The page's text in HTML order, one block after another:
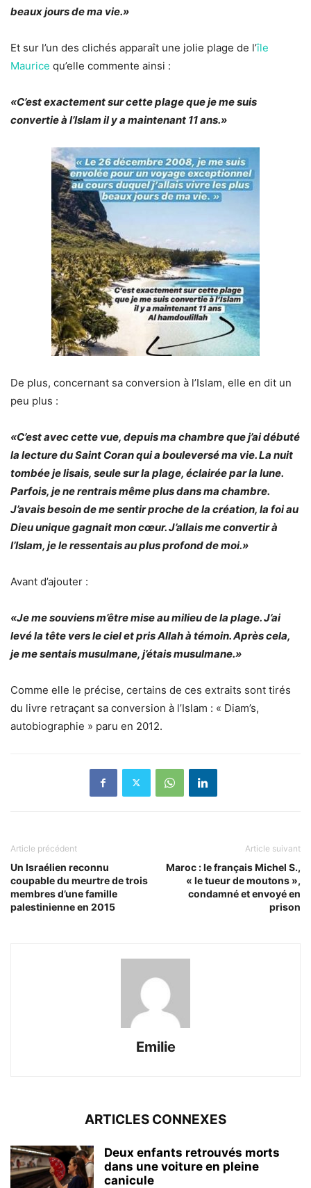
beaux jours de ma vie.»
Et sur l’un des clichés apparaît une jolie plage de l’île
Maurice qu’elle commente ainsi :
«C’est exactement sur cette plage que je me suis
convertie à l’Islam il y a maintenant 11 ans.»
De plus, concernant sa conversion à l’Islam, elle en dit un
peu plus :
«C’est avec cette vue, depuis ma chambre que j’ai débuté
la lecture du Saint Coran qui a bouleversé ma vie. La nuit
tombée je lisais, seule sur la plage, éclairée par la lune.
Parfois, je ne rentrais même plus dans ma chambre.
J’avais besoin de me sentir proche de la création, la foi au
Dieu unique gagnait mon cœur. J’allais me convertir à
l’Islam, je le ressentais au plus profond de moi.»
Avant d’ajouter :
«Je me souviens m’être mise au milieu de la plage. J’ai
levé la tête vers le ciel et pris Allah à témoin. Après cela,
je me sentais musulmane, j’étais musulmane.»
Comme elle le précise, certains de ces extraits sont tirés
du livre retraçant sa conversion à l’Islam : « Diam’s,
autobiographie » paru en 2012.
Article précédent
Un Israélien reconnu
coupable du meurtre de trois
membres d’une famille
palestinienne en 2015
Article suivant
Maroc : le français Michel S.,
« le tueur de moutons »,
condamné et envoyé en
prison
Emilie
ARTICLES CONNEXES
Deux enfants retrouvés morts
dans une voiture en pleine
canicule